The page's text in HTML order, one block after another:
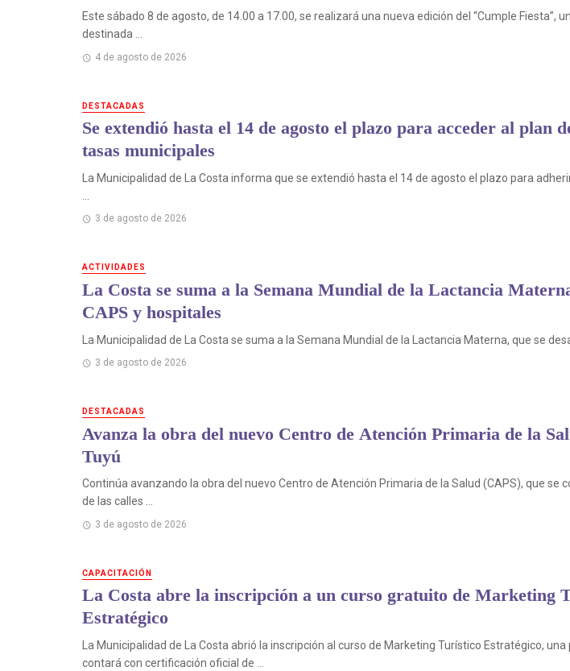
Este sábado 8 de agosto, de 14.00 a 17.00, se realizará una nueva edición del “Cumple Fiesta”,
destinada ...
4 de agosto de 2026
DESTACADAS
Se extendió hasta el 14 de agosto el plazo para acceder al plan
tasas municipales
La Municipalidad de La Costa informa que se extendió hasta el 14 de agosto el plazo para
3 de agosto de 2026
ACTIVIDADES
La Costa se suma a la Semana Mundial de la Lactancia
CAPS y hospitales
La Municipalidad de La Costa se suma a la Semana Mundial de la Lactancia Materna, que se
3 de agosto de 2026
DESTACADAS
Avanza la obra del nuevo Centro de Atención Primaria de la
Tuyú
Continúa avanzando la obra del nuevo Centro de Atención Primaria de la Salud (CAPS), que se
de las calles ...
3 de agosto de 2026
CAPACITACIÓN
La Costa abre la inscripción a un curso gratuito de Marketing
Estratégico
La Municipalidad de La Costa abrió la inscripción al curso de Marketing Turístico Estratégico,
contará con certificación oficial de ...